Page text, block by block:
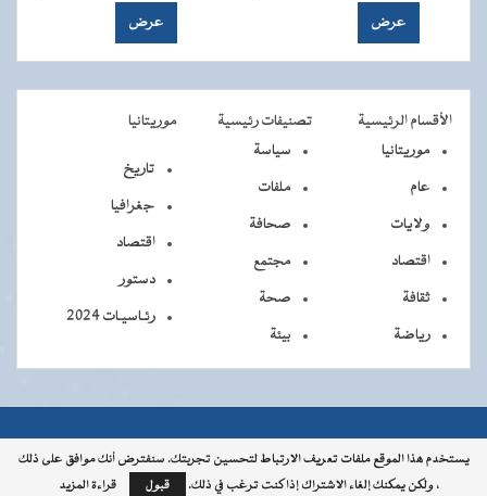
الأقسام الرئيسية تصنيفات رئيسية
موريتانيا
موريتانيا
عام
ولايات
اقتصاد
ثقافة
رياضة
سياسة
ملفات
صحافة
مجتمع
صحة
بيئة
تاريخ
جغرافيا
اقتصاد
دستور
رئـاسيـات 2024
جميــــع جميع الحقوق محفوظة © 2026 - الوكالة الموريتانية للأنباء
يستخدم هذا الموقع ملفات تعريف الارتباط لتحسين تجربتك. سنفترض أنك موافق على ذلك
، ولكن يمكنك إلغاء الاشتراك إذا كنت ترغب في ذلك.
قبول قراءة المزيد